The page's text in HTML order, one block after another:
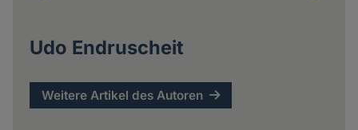
Udo Endruscheit
Weitere Artikel des Autoren